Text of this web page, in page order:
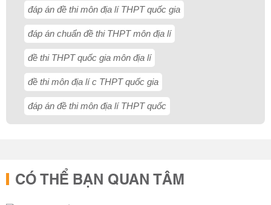
đáp án đề thi môn địa lí THPT quốc gia
đáp án chuẩn đề thi THPT môn địa lí
đề thi THPT quốc gia môn địa lí
đề thi môn địa lí c THPT quốc gia
đáp án đề thi môn địa lí THPT quốc
CÓ THỂ BẠN QUAN TÂM